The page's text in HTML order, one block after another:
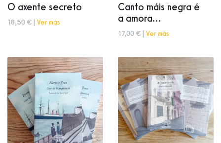
O axente secreto
18,50 € | Ver más
Canto máis negra é
a amora...
17,00 € | Ver más